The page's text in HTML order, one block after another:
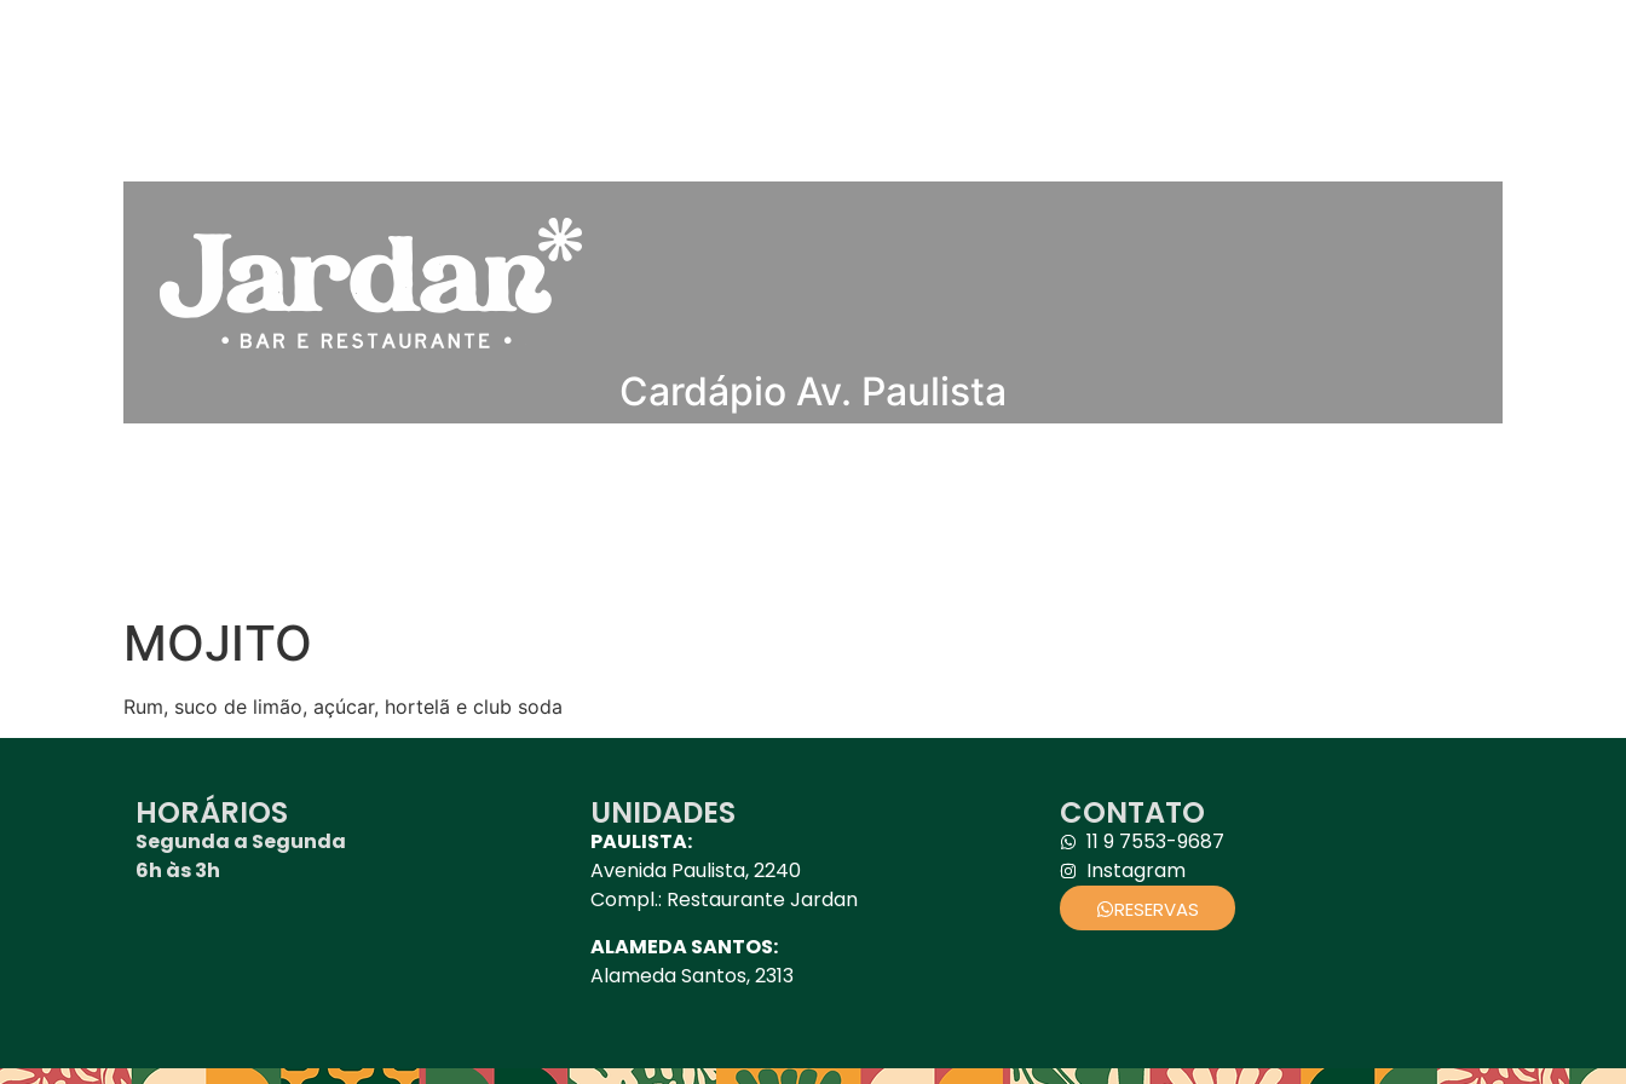
Cardápio Av. Paulista
MOJITO
Rum, suco de limão, açúcar, hortelã e club soda
HORÁRIOS
Segunda a Segunda
6h às 3h
UNIDADES
PAULISTA:
Avenida Paulista, 2240
Compl.: Restaurante Jardan
ALAMEDA SANTOS:
Alameda Santos, 2313
CONTATO
11 9 7553-9687
Instagram
RESERVAS